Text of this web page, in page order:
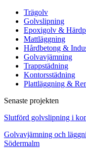
Trägolv
Golvslipning
Epoxigolv &
Mattläggning
Hårdbetong &
Golvavjämning
Trappstädning
Kontorsstädning
Plattläggning &
Senaste projekten
Slutförd golvslipning i
Golvavjämning och
Södermalm